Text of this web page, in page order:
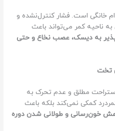
خانگی است. فشار کنترل‌نشده و
ناحیه کمر می‌تواند باعث
به دیسک، عصب نخاع و حتی
تخت
مطلق و عدم تحرک به
کمکی نمی‌کند بلکه باعث
خون‌رسانی و طولانی شدن دوره